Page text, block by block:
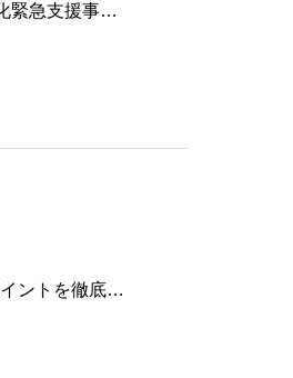
【令和8年度】病床削減の給付金「病床数適正化緊急支援事業」を解説
【令和8年度】医療法第25条 立入検査の実施ポイントを徹底解説